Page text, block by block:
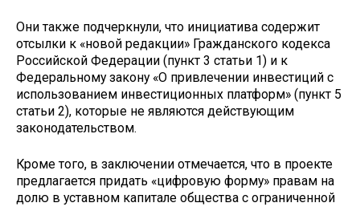
Они также подчеркнули, что инициатива содержит
отсылки к «новой редакции» Гражданского кодекса
Российской Федерации (пункт 3 статьи 1) и к
Федеральному закону «О привлечении инвестиций с
использованием инвестиционных платформ» (пункт 5
статьи 2), которые не являются действующим
законодательством.
Кроме того, в заключении отмечается, что в проекте
предлагается придать «цифровую форму» правам на
долю в уставном капитале общества с ограниченной